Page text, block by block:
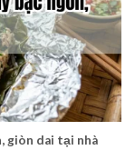
giòn dai tại nhà